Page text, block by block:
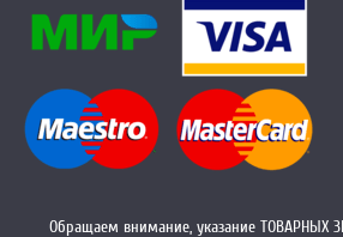
Обращаем внимание, указание ТОВАРНЫХ